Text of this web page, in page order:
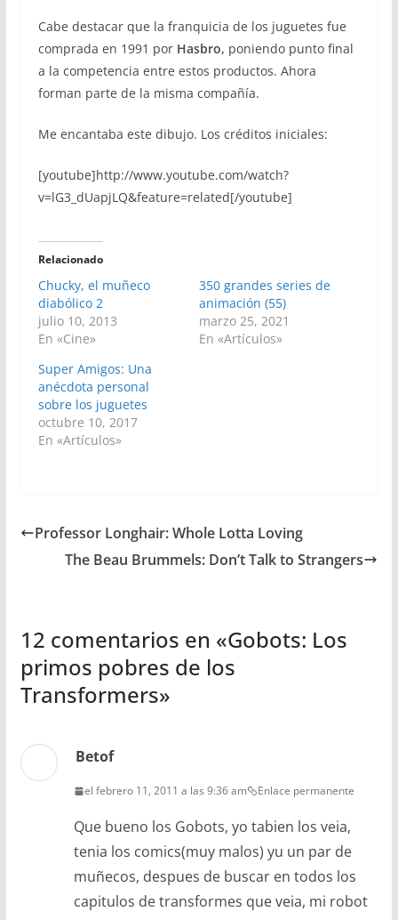
Cabe destacar que la franquicia de los juguetes fue
comprada en 1991 porHasbro, poniendo punto final
a la competencia entre estos productos. Ahora
forman parte de la misma compañía.
Me encantaba este dibujo. Los créditos iniciales:
[youtube]http://www.youtube.com/watch?
v=lG3_dUapjLQ&feature=related[/youtube]
Relacionado
Chucky, el muñeco
diabólico 2
julio 10, 2013
En «Cine»
350 grandes series de
animación (55)
marzo 25, 2021
En «Artículos»
Super Amigos: Una
anécdota personal
sobre los juguetes
octubre 10, 2017
En «Artículos»
Professor Longhair: Whole Lotta Loving
The Beau Brummels: Don’t Talk to Strangers
12 comentarios en «Gobots: Los
primos pobres de los
Transformers»
Betof
el febrero 11, 2011 a las 9:36 am Enlace permanente
Que bueno los Gobots, yo tabien los veia,
tenia los comics(muy malos) yu un par de
muñecos, despues de buscar en todos los
capitulos de transformes que veia, mi robot